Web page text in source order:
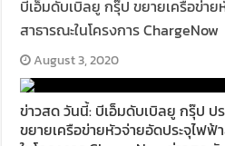
บีเอ็มดับเบิลยู กรุ๊ป ขยายเครือข่าย
สาธารณะในโครงการ ChargeNow
August 3, 2020
ข่าวสด วันนี้: บีเอ็มดับเบิลยู กรุ๊ป ป
ขยายเครือข่ายหัวจ่ายอัดประจุไฟฟ้